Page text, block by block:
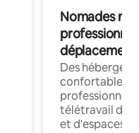
Nomades
déplacement
Des
confortables
professionnels
télétravail
et d'espaces